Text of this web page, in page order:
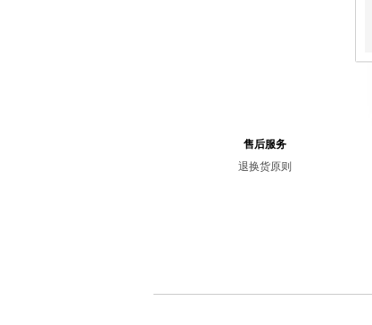
售后服务
退换货原则